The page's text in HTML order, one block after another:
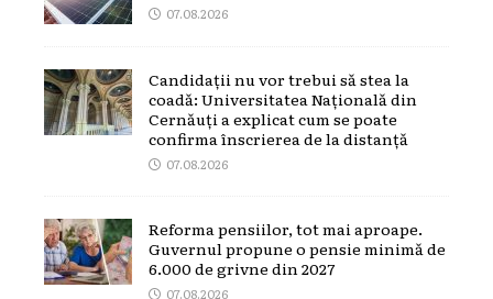
07.08.2026
Candidații nu vor trebui să stea la
coadă: Universitatea Națională din
Cernăuți a explicat cum se poate
confirma înscrierea de la distanță
07.08.2026
Reforma pensiilor, tot mai aproape.
Guvernul propune o pensie minimă de
6.000 de grivne din 2027
07.08.2026